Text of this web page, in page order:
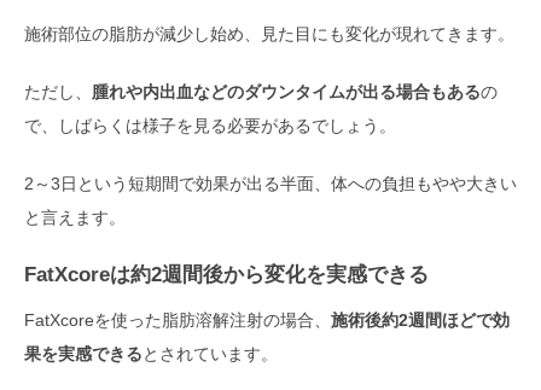
施術部位の脂肪が減少し始め、見た目にも変化が現れてきます。
ただし、 腫れや内出血などのダウンタイムが出る場合もあるの
で、しばらくは様子を見る必要があるでしょう。
2～3日という短期間で効果が出る半面、体への負担もやや大きい
と言えます。
FatXcoreは約2週間後から変化を実感できる
FatXcoreを使った脂肪溶解注射の場合、 施術後約2週間ほどで効
果を実感できるとされています。